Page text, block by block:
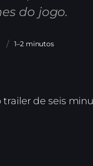
do jogo.
1–2 minutos
de seis